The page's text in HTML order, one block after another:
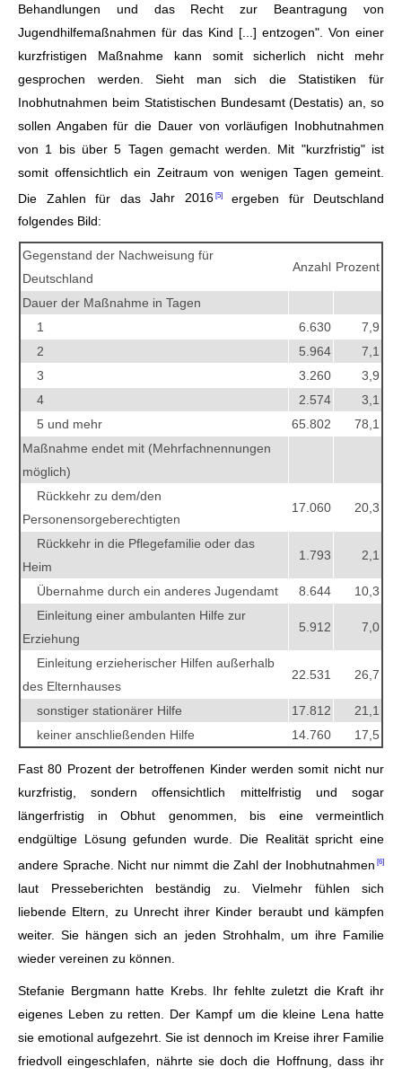
Behandlungen und das Recht zur Beantragung von
Jugendhilfemaßnahmen für das Kind [...] entzogen". Von einer
kurzfristigen Maßnahme kann somit sicherlich nicht mehr
gesprochen werden. Sieht man sich die Statistiken für
Inobhutnahmen beim Statistischen Bundesamt (Destatis) an, so
sollen Angaben für die Dauer von vorläufigen Inobhutnahmen
von 1 bis über 5 Tagen gemacht werden. Mit "kurzfristig" ist
somit offensichtlich ein Zeitraum von wenigen Tagen gemeint.
Die Zahlen für das Jahr 2016
ergeben für Deutschland
folgendes Bild:
Gegenstand der Nachweisung für
Deutschland
Anzahl Prozent
Dauer der Maßnahme in Tagen
1
6.630
7,9
2
5.964
7,1
3
3.260
3,9
4
2.574
3,1
5 und mehr
65.802
78,1
Maßnahme endet mit (Mehrfachnennungen
möglich)
Rückkehr zu dem/den
Personensorgeberechtigten
17.060 20,3
Rückkehr in die Pflegefamilie oder das
Heim
1.793 2,1
Übernahme durch ein anderes Jugendamt 8.644
10,3
Einleitung einer ambulanten Hilfe zur
Erziehung
5.912 7,0
Einleitung erzieherischer Hilfen außerhalb
des Elternhauses
22.531 26,7
sonstiger stationärer Hilfe 17.812
21,1
keiner anschließenden Hilfe
14.760 17,5
Fast 80 Prozent der betroffenen Kinder werden somit nicht nur
kurzfristig, sondern offensichtlich mittelfristig und sogar
längerfristig in Obhut genommen, bis eine vermeintlich
endgültige Lösung gefunden wurde. Die Realität spricht eine
andere Sprache. Nicht nur nimmt die Zahl der Inobhutnahmen
laut Presseberichten beständig zu. Vielmehr fühlen sich
liebende Eltern, zu Unrecht ihrer Kinder beraubt und kämpfen
weiter. Sie hängen sich an jeden Strohhalm, um ihre Familie
wieder vereinen zu können.
Stefanie Bergmann hatte Krebs. Ihr fehlte zuletzt die Kraft ihr
eigenes Leben zu retten. Der Kampf um die kleine Lena hatte
sie emotional aufgezehrt. Sie ist dennoch im Kreise ihrer Familie
friedvoll eingeschlafen, nährte sie doch die Hoffnung, dass ihr